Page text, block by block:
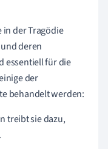
in der Tragödie
deren
essentiell für die
der
behandelt werden:
treibt sie dazu,